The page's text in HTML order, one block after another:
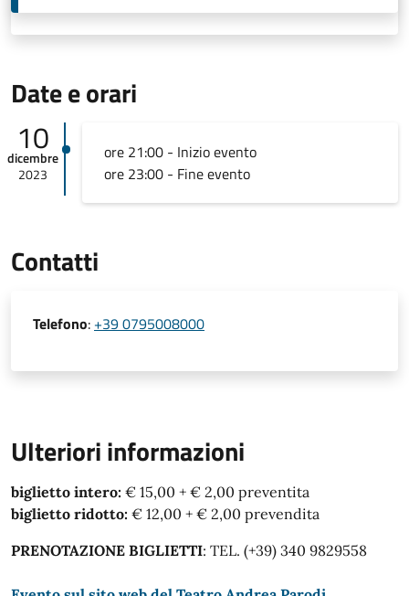
Date e orari
10
dicembre
2023
ore 21:00 - Inizio evento
ore 23:00 - Fine evento
Contatti
Telefono: +39 0795008000
Ulteriori informazioni
biglietto intero: € 15,00 + € 2,00 preventita
biglietto ridotto: € 12,00 + € 2,00 prevendita
PRENOTAZIONE BIGLIETTI: TEL. (+39) 340 9829558